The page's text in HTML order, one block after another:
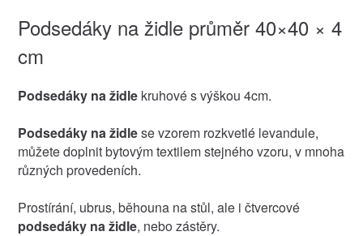
Podsedáky na židle průměr 40×40 × 4
cm
Podsedáky na židlekruhové s výškou 4cm.
Podsedáky na židlese vzorem rozkvetlé levandule,
můžete doplnit bytovým textilem stejného vzoru, v mnoha
různých provedeních.
Prostírání, ubrus, běhouna na stůl, ale i čtvercové
podsedáky na židle, nebo zástěry.